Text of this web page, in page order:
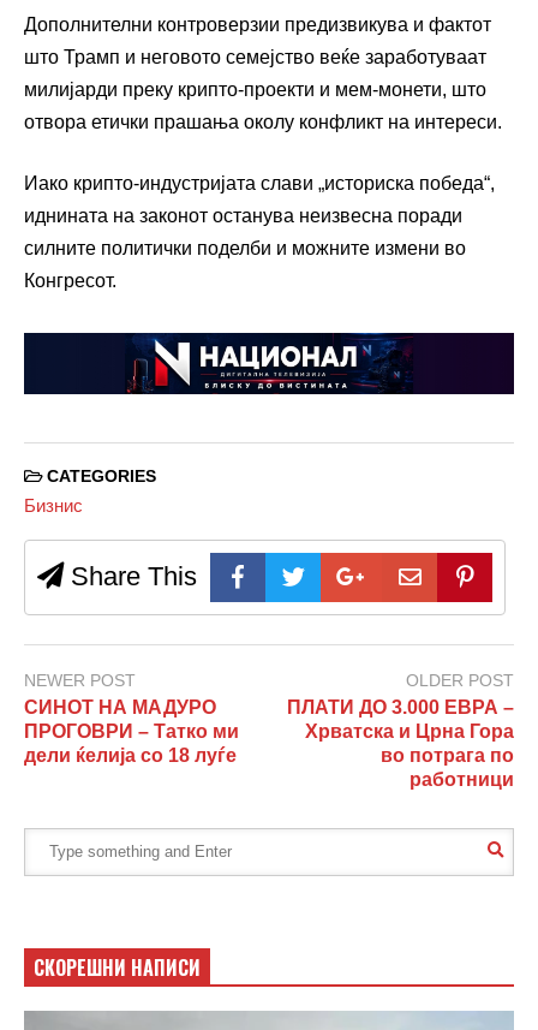
Дополнителни контроверзии предизвикува и фактот
што Трамп и неговото семејство веќе заработуваат
милијарди преку крипто-проекти и мем-монети, што
отвора етички прашања околу конфликт на интереси.
Иако крипто-индустријата слави „историска победа“,
иднината на законот останува неизвесна поради
силните политички поделби и можните измени во
Конгресот.
CATEGORIES
Бизнис
Share This
NEWER POST
СИНОТ НА МАДУРО
ПРОГОВРИ – Татко ми
дели ќелија со 18 луѓе
OLDER POST
ПЛАТИ ДО 3.000 ЕВРА –
Хрватска и Црна Гора
во потрага по
работници
СКОРЕШНИ НАПИСИ